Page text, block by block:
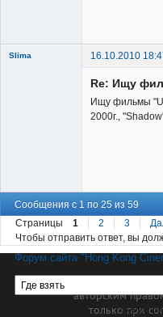
Slima 16.10.2010
Re: Ищу
Ищу фильмы
2000г.,
Сообщения с 1 по 25 из 59
Страницы
1 2 3
Чтобы отправить ответ, вы
Форум сайта "Hong Kong
Форум
Материал
авторским
только при